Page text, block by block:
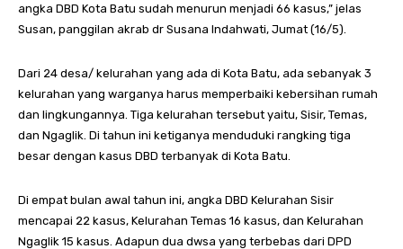
angka DBD Kota Batu sudah menurun menjadi 66 kasus,” jelas
Susan, panggilan akrab dr Susana Indahwati, Jumat (16/5).
Dari 24 desa/ kelurahan yang ada di Kota Batu, ada sebanyak 3
kelurahan yang warganya harus memperbaiki kebersihan rumah
dan lingkungannya. Tiga kelurahan tersebut yaitu, Sisir, Temas,
dan Ngaglik. Di tahun ini ketiganya menduduki rangking tiga
besar dengan kasus DBD terbanyak di Kota Batu.
Di empat bulan awal tahun ini, angka DBD Kelurahan Sisir
mencapai 22 kasus, Kelurahan Temas 16 kasus, dan Kelurahan
Ngaglik 15 kasus. Adapun dua dwsa yang terbebas dari DPD